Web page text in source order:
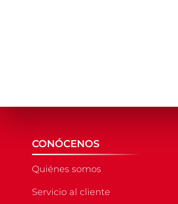
CONÓCENOS
Quiénes somos
Servicio al cliente